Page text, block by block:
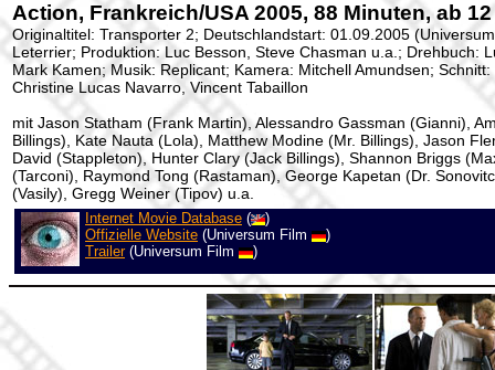
Action, Frankreich/USA 2005, 88 Minuten, ab 12
Originaltitel: Transporter 2; Deutschlandstart: 01.09.2005
Leterrier; Produktion: Luc Besson, Steve Chasman u.a.; Drehbuch:
Mark Kamen; Musik: Replicant; Kamera: Mitchell Amundsen;
Christine Lucas Navarro, Vincent Tabaillon
mit Jason Statham (Frank Martin), Alessandro Gassman (Gianni),
Billings), Kate Nauta (Lola), Matthew Modine (Mr. Billings), Jason
David (Stappleton), Hunter Clary (Jack Billings), Shannon Briggs
(Tarconi), Raymond Tong (Rastaman), George Kapetan (Dr.
(Vasily), Gregg Weiner (Tipov) u.a.
Internet Movie Database (
)
Offizielle Website (Universum Film
)
Trailer(Universum Film )